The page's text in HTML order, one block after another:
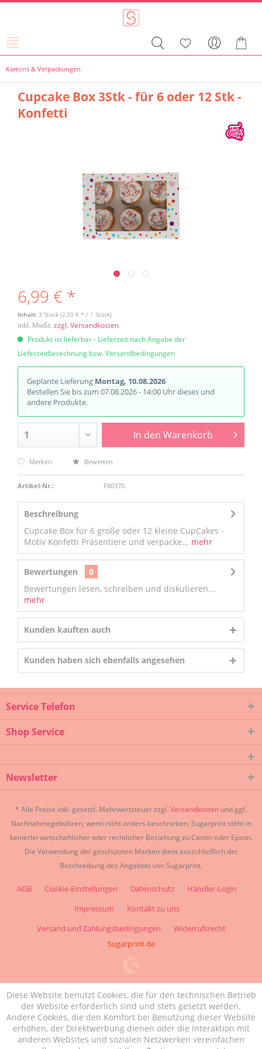
Kartons & Verpackungen
Cupcake Box 3Stk - für 6 oder 12 Stk -
Konfetti
6,99 € *
Inhalt: 3 Stück (2,33 € * / 1 Stück)
inkl. MwSt. zzgl. Versandkosten
Produkt ist lieferbar - Lieferzeit nach Angabe der
Lieferzeitberechnung bzw. Versandbedingungen
Geplante Lieferung Montag, 10.08.2026
Bestellen Sie bis zum 07.08.2026 - 14:00 Uhr dieses und
andere Produkte.
In den Warenkorb
Merken Bewerten
Artikel-Nr.: F80370
Beschreibung
Cupcake Box für 6 große oder 12 kleine CupCakes -
Motiv Konfetti Präsentiere und verpacke... mehr
Bewertungen
0
Bewertungen lesen, schreiben und diskutieren...
mehr
Kunden kauften auch
Kunden haben sich ebenfalls angesehen
Service Telefon
Shop Service
Newsletter
* Alle Preise inkl. gesetzl. Mehrwertsteuer zzgl. Versandkosten und ggf.
Nachnahmegebühren, wenn nicht anders beschrieben. Sugarprint steht in
keinerlei wirtschaftlicher oder rechtlicher Beziehung zu Canon oder Epson.
Die Verwendung der geschützten Marken dient ausschließlich der
Beschreibung des Angebots von Sugarprint.
AGB Cookie-Einstellungen Datenschutz
Händler-Login
Impressum
Kontakt zu uns
Versand und Zahlungsbedingungen
Widerrufsrecht
Sugarprint.de
Diese Website benutzt Cookies, die für den technischen Betrieb
der Website erforderlich sind und stets gesetzt werden.
Andere Cookies, die den Komfort bei Benutzung dieser Website
erhöhen, der Direktwerbung dienen oder die Interaktion mit
anderen Websites und sozialen Netzwerken vereinfachen